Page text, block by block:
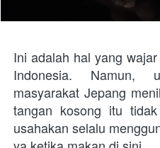
Ini adalah hal yang
Indonesia. Namun,
masyarakat Jepang
tangan kosong itu
usahakan selalu